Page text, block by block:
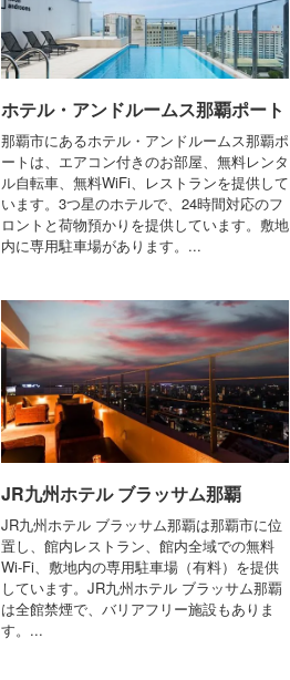
ホテル・アンドルームス那覇ポート
那覇市にあるホテル・アンドルームス那覇ポ
ートは、エアコン付きのお部屋、無料レンタ
ル自転車、無料WiFi、レストランを提供して
います。3つ星のホテルで、24時間対応のフ
ロントと荷物預かりを提供しています。敷地
内に専用駐車場があります。...
JR九州ホテル ブラッサム那覇
JR九州ホテル ブラッサム那覇は那覇市に位
置し、館内レストラン、館内全域での無料
Wi-Fi、敷地内の専用駐車場（有料）を提供
しています。JR九州ホテル ブラッサム那覇
は全館禁煙で、バリアフリー施設もありま
す。...